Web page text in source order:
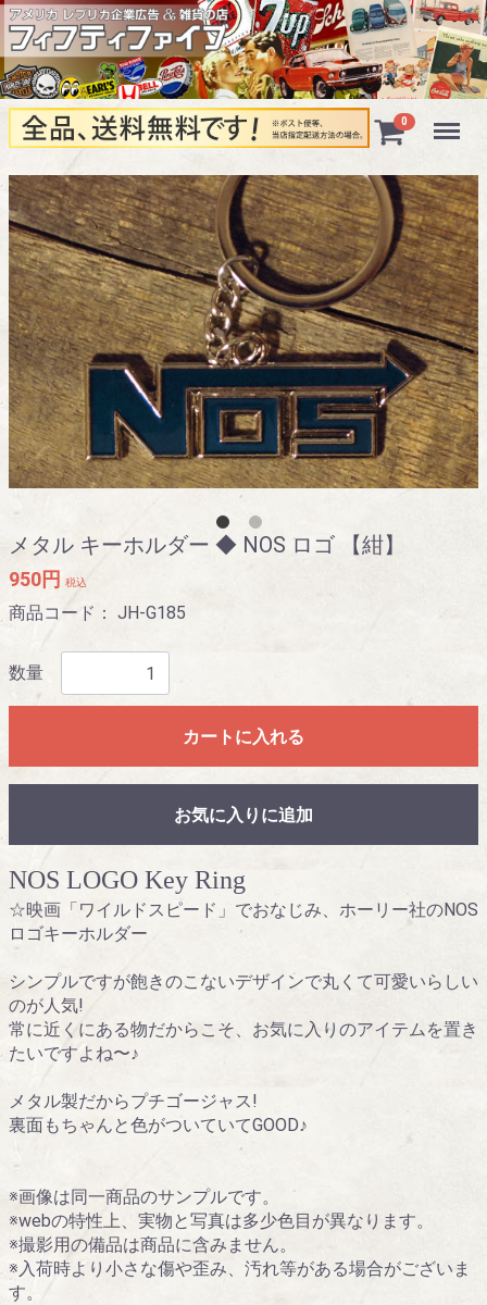
0 Menu
メタル キーホルダー ◆ NOS ロゴ 【紺】
950円 税込
商品コード： JH-G185
数量
カートに入れる
お気に入りに追加
NOS LOGO Key Ring
☆映画「ワイルドスピード」でおなじみ、ホーリー社のNOS
ロゴキーホルダー
シンプルですが飽きのこないデザインで丸くて可愛いらしい
のが人気!
常に近くにある物だからこそ、お気に入りのアイテムを置き
たいですよね〜♪
メタル製だからプチゴージャス!
裏面もちゃんと色がついていてGOOD♪
※画像は同一商品のサンプルです。
※webの特性上、実物と写真は多少色目が異なります。
※撮影用の備品は商品に含みません。
※入荷時より小さな傷や歪み、汚れ等がある場合がございま
す。